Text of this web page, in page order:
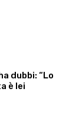
dubbi: “Lo
è lei